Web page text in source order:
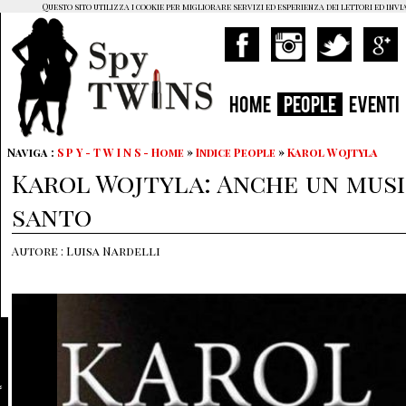
HOME PEOPLE EVENTI
Naviga : S P Y - T W I N S - Home »Indice People »Karol Wojtyla
Karol Wojtyla: Anche un
santo
Autore : Luisa Nardelli
Questo sito utilizza i cookie per migliorare servizi ed esperienza dei lettori ed